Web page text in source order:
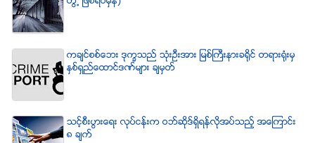
ကခ်င္စစ္ေဘး ဒုကၡသည္ သံုးဦးအား ျမစ္ႀကီးနားခရိုင္ တရားရံုးမွ
ႏွစ္ရွည္ေထာင္ဒဏ္မ်ား ခ်မွတ္
သင့္စီးပြားေရး လုပ္ငန္းက ဝဘ္ဆိုဒ္ရွိရန္လိုအပ္သည့္ အေၾကာင္း
၈ ခ်က္